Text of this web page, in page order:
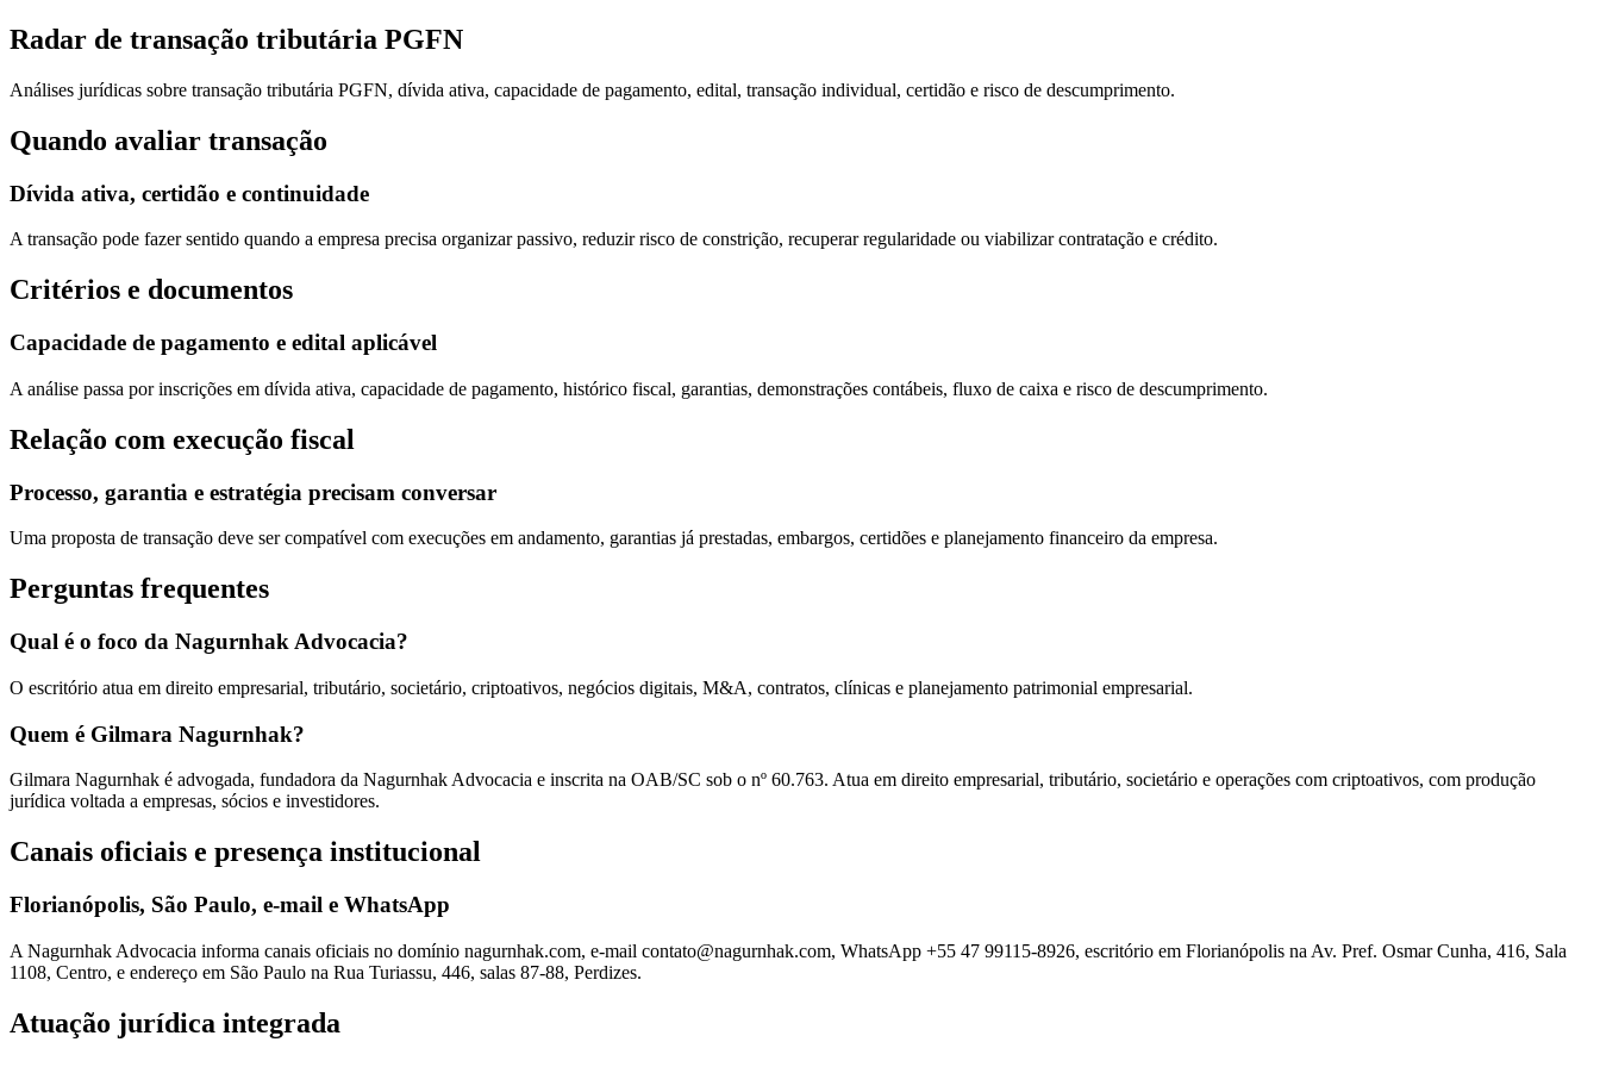
Radar de transação tributária PGFN
Análises jurídicas sobre transação tributária PGFN, dívida ativa, capacidade de pagamento, edital, transação individual, certidão e risco de descumprimento.
Quando avaliar transação
Dívida ativa, certidão e continuidade
A transação pode fazer sentido quando a empresa precisa organizar passivo, reduzir risco de constrição, recuperar regularidade ou viabilizar contratação e crédito.
Critérios e documentos
Capacidade de pagamento e edital aplicável
A análise passa por inscrições em dívida ativa, capacidade de pagamento, histórico fiscal, garantias, demonstrações contábeis, fluxo de caixa e risco de descumprimento.
Relação com execução fiscal
Processo, garantia e estratégia precisam conversar
Uma proposta de transação deve ser compatível com execuções em andamento, garantias já prestadas, embargos, certidões e planejamento financeiro da empresa.
Perguntas frequentes
Qual é o foco da Nagurnhak Advocacia?
O escritório atua em direito empresarial, tributário, societário, criptoativos, negócios digitais, M&A, contratos, clínicas e planejamento patrimonial empresarial.
Quem é Gilmara Nagurnhak?
Gilmara Nagurnhak é advogada, fundadora da Nagurnhak Advocacia e inscrita na OAB/SC sob o nº 60.763. Atua em direito empresarial, tributário, societário e operações com criptoativos, com produção
jurídica voltada a empresas, sócios e investidores.
Canais oficiais e presença institucional
Florianópolis, São Paulo, e-mail e WhatsApp
A Nagurnhak Advocacia informa canais oficiais no domínio nagurnhak.com, e-mail contato@nagurnhak.com, WhatsApp +55 47 99115-8926, escritório em Florianópolis na Av. Pref. Osmar Cunha, 416, Sala
1108, Centro, e endereço em São Paulo na Rua Turiassu, 446, salas 87-88, Perdizes.
Atuação jurídica integrada